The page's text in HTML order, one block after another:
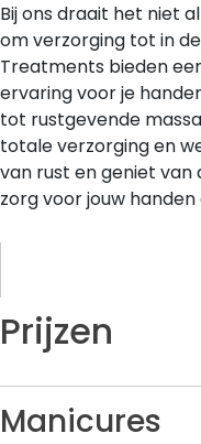
Bij ons draait het niet
om verzorging tot in
Treatments bieden
ervaring voor je
tot rustgevende
totale verzorging en
van rust en geniet
zorg voor jouw
Prijzen
Manicures